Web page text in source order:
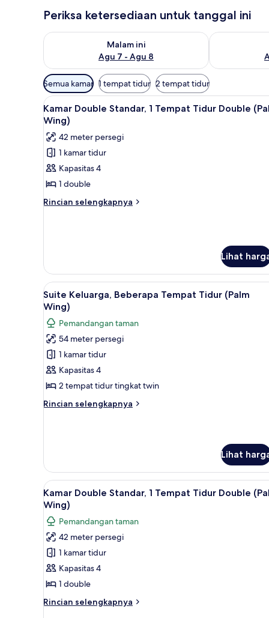
Periksa ketersediaan untuk tanggal ini
Malam ini
Agu 7 - Agu 8
Periksa ketersediaan untuk malam ini Agu 7 - Agu 8
Periksa
Filter
tersedia
untuk
kamar
Semua kamar 1 tempat tidur 2 tempat tidur
Lihat
semua
foto
untuk
Kamar
Double
Standar,
1
Wing)
Minibar, brankas, meja kerja,
9
Kamar Double Standar, 1 Tempat Tidur Double
Wing)
42 meter persegi
1 kamar tidur
Kapasitas 4
1 double
Rincian selengkapnya
Rincian
Standar,
Tempat
Tidur
Double
(Palm
Wing)
Lihat
Lihat
semua
foto
untuk
Suite
Keluarga,
Beberapa
Tempat
Tidur
(Palm
Minibar, brankas, meja kerja,
18
Suite Keluarga, Beberapa Tempat Tidur (Palm
Wing)
Pemandangan taman
54 meter persegi
1 kamar tidur
Kapasitas 4
2 tempat tidur tingkat twin
Rincian selengkapnya
Rincian
Beberapa
Tempat
Tidur
(Palm
Wing)
Lihat
Lihat
semua
foto
untuk
Kamar
Double
Standar,
1
Tempat
Tidur
Kamar Double Standar, 1
11
Kamar Double Standar, 1 Tempat Tidur Double
Wing)
Pemandangan taman
42 meter persegi
1 kamar tidur
Kapasitas 4
1 double
Rincian selengkapnya
Rincian